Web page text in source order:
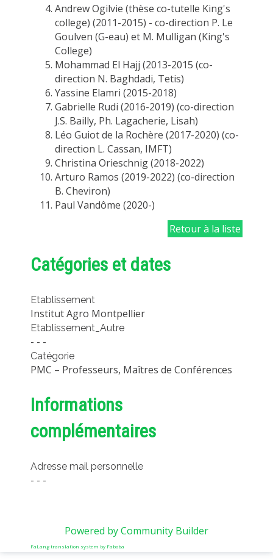
Andrew Ogilvie (thèse co-tutelle King's
college) (2011-2015) - co-direction P. Le
Goulven (G-eau) et M. Mulligan (King's
College)
Mohammad El Hajj (2013-2015 (co-
direction N. Baghdadi, Tetis)
Yassine Elamri (2015-2018)
Gabrielle Rudi (2016-2019) (co-direction
J.S. Bailly, Ph. Lagacherie, Lisah)
Léo Guiot de la Rochère (2017-2020) (co-
direction L. Cassan, IMFT)
Christina Orieschnig (2018-2022)
Arturo Ramos (2019-2022) (co-direction
B. Cheviron)
Paul Vandôme (2020-)
Retour à la liste
Catégories et dates
Etablissement
Institut Agro Montpellier
Etablissement_Autre
- - -
Catégorie
PMC – Professeurs, Maîtres de Conférences
Informations
complémentaires
Adresse mail personnelle
- - -
Powered by Community Builder
FaLang translation system by Faboba